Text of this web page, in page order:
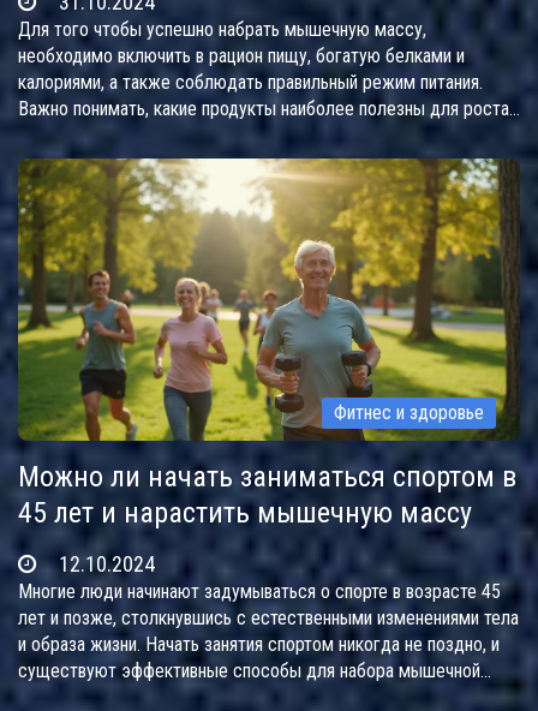
Для того чтобы успешно набрать мышечную массу,
необходимо включить в рацион пищу, богатую белками и
калориями, а также соблюдать правильный режим питания.
Важно понимать, какие продукты наиболее полезны для роста
мышц и как правильно их сочетать. В статье подробно
рассматривается влияние различных питательных веществ на
развитие мышечной массы и приводятся практические советы
по составлению меню. Подход к питанию должен быть
индивидуальным и учитывать особенности организма. Также
полезно знать о продуктах, которые способствуют не только
приросту массы, но и общему укреплению здоровья.
Фитнес и здоровье
Можно ли начать заниматься спортом в
45 лет и нарастить мышечную массу
12.10.2024
Многие люди начинают задумываться о спорте в возрасте 45
лет и позже, столкнувшись с естественными изменениями тела
и образа жизни. Начать занятия спортом никогда не поздно, и
существуют эффективные способы для набора мышечной
массы даже после сорока. В статье рассматриваются